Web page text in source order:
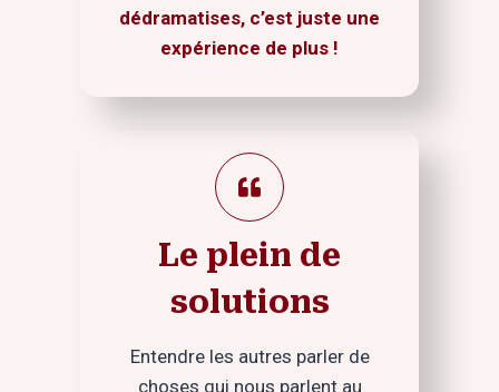
dédramatises, c’est juste une
expérience de plus !
Le plein de
solutions
Entendre les autres parler de
choses qui nous parlent au